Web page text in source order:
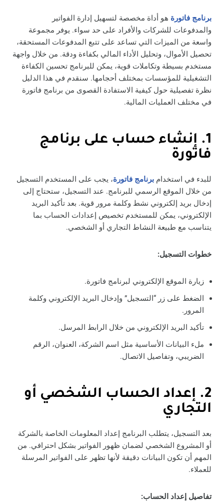
برنامج فاتورة هو أداة مخصصة لتسهيل إدارة الفواتير
والمدفوعات للشركات والأفراد على حد سواء. يوفر مجموعة
واسعة من الميزات التي تساعد على تتبع المدفوعات المستحقة،
تحصيل الأموال، وتحليل الأداء المالي بكفاءة ودقة. من خلال واجهة
مستخدم بسيطة وتكاملات قوية، يمكن للبرنامج تحسين الكفاءة
التشغيلية للمؤسسات بمختلف أحجامها. سنقدم في هذا الدليل
نظرة تفصيلية حول كيفية الاستفادة القصوى من برنامج فاتورة
في مختلف العمليات المالية.
1. إنشاء حساب على برنامج
فاتورة
للبدء في استخدام برنامج فاتورة، يجب على المستخدم التسجيل
من خلال الموقع الرسمي للبرنامج. عند التسجيل، ستحتاج إلى
إدخال بريد إلكتروني نشط وكلمة مرور قوية. بعد تأكيد البريد
الإلكتروني، يمكن للمستخدم تخصيص إعدادات الحساب بما
يتناسب مع طبيعة النشاط التجاري أو الشخصي.
خطوات التسجيل:
زيارة الموقع الإلكتروني لبرنامج فاتورة.
الضغط على زر “التسجيل” وإدخال البريد الإلكتروني وكلمة
المرور.
تأكيد البريد الإلكتروني من خلال الرابط المرسل.
ملء البيانات الأساسية مثل اسم الشركة، العنوان، الرقم
الضريبي، وتفاصيل الاتصال.
2. إعداد الحساب الشخصي أو
التجاري
بعد التسجيل، يتطلب البرنامج إعداد المعلومات الخاصة بالشركة
أو المشروع الشخصي لضمان ظهور الفواتير بشكل احترافي. من
المهم أن تكون البيانات دقيقة لأنها تظهر على الفواتير المرسلة
للعملاء.
تفاصيل إعداد الحساب: